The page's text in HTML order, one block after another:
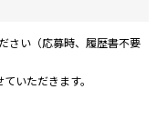
さい（応募時、履歴書不要
いただきます。